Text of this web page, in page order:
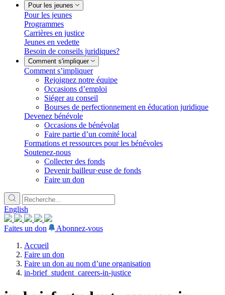
Pour les jeunes
Pour les jeunes
Programmes
Carrières en justice
Jeunes en vedette
Besoin de conseils juridiques?
Comment s'impliquer
Comment s’impliquer
Rejoignez notre équipe
Occasions d’emploi
Siéger au conseil
Bourses de perfectionnement en éducation juridique
Devenez bénévole
Occasions de bénévolat
Faire partie d’un comité local
Formations et ressources pour les bénévoles
Soutenez-nous
Collecter des fonds
Devenir bailleur·euse de fonds
Faire un don
English
Faites un don
Abonnez-vous
Accueil
Faire un don
Faire un don au nom d’une organisation
in-brief_student_careers-in-justice